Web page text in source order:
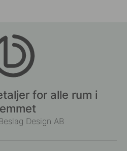
for alle rum i
Design AB